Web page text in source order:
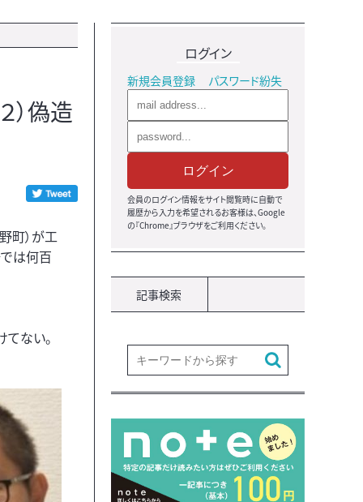
）偽造
町）が工
は何百
ない。
ログイン
新規会員登録 パスワード紛失
ログイン
会員のログイン情報をサイト閲覧時に自動で
履歴から入力を希望されるお客様は、Google
の『Chrome』ブラウザをご利用ください。
記事検索